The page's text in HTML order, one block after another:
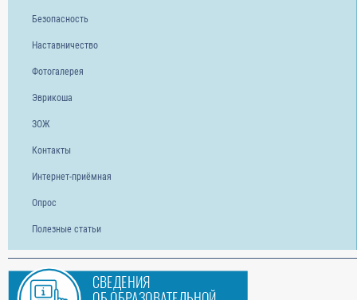
Безопасность
Наставничество
Фотогалерея
Эврикоша
ЗОЖ
Контакты
Интернет-приёмная
Опрос
Полезные статьи